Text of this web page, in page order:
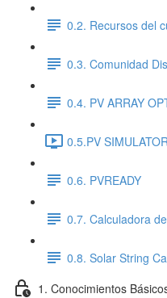
0.2. Recursos del
0.3. Comunidad
0.4. PV ARRAY
0.5.PV
0.6. PVREADY
0.7. Calculadora
0.8. Solar String
1. Conocimientos